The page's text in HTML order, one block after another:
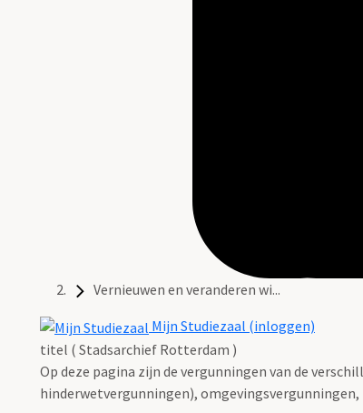
Vernieuwen en veranderen wi...
Mijn Studiezaal (inloggen)
titel ( Stadsarchief Rotterdam )
Op deze pagina zijn de vergunningen van de
hinderwetvergunningen),